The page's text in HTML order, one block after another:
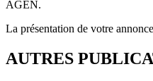
AGEN.
La présentation de votre
AUTRES